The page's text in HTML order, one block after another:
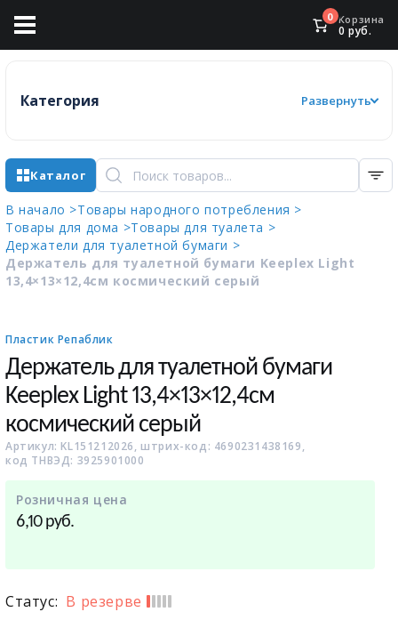
0 Корзина
0 руб.
Категория Развернуть
Каталог
В начало >Товары народного потребления >
Товары для дома >Товары для туалета >
Держатели для туалетной бумаги >
Держатель для туалетной бумаги Keeplex Light
13,4×13×12,4см космический серый
Пластик Репаблик
Держатель для туалетной бумаги
Keeplex Light 13,4×13×12,4см
космический серый
Артикул: KL151212026, штрих-код: 4690231438169,
код ТНВЭД: 3925901000
Розничная цена
6,10руб.
Статус: В резерве